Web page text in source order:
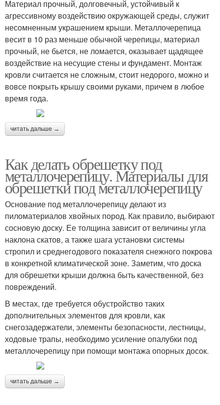
Материал прочный, долговечный, устойчивый к
агрессивному воздействию окружающей среды, служит
несомненным украшением крыши. Металлочерепица
весит в 10 раз меньше обычной черепицы, материал
прочный, не бьется, не ломается, оказывает щадящее
воздействие на несущие стены и фундамент. Монтаж
кровли считается не сложным, стоит недорого, можно и
вовсе покрыть крышу своими руками, причем в любое
время года.
читать дальше →
Как делать обрешетку под
металлочерепицу. Материалы для
обрешетки под металлочерепицу
Основание под металлочерепицу делают из
пиломатериалов хвойных пород. Как правило, выбирают
сосновую доску. Ее толщина зависит от величины угла
наклона скатов, а также шага установки системы
стропил и среднегодового показателя снежного покрова
в конкретной климатической зоне. Заметим, что доска
для обрешетки крыши должна быть качественной, без
повреждений.
В местах, где требуется обустройство таких
дополнительных элементов для кровли, как
снегозадержатели, элементы безопасности, лестницы,
ходовые трапы, необходимо усиление опалубки под
металлочерепицу при помощи монтажа опорных досок.
читать дальше →